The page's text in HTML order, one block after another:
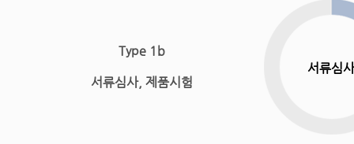
Type 1b
서류심사, 제품시험
서류심사